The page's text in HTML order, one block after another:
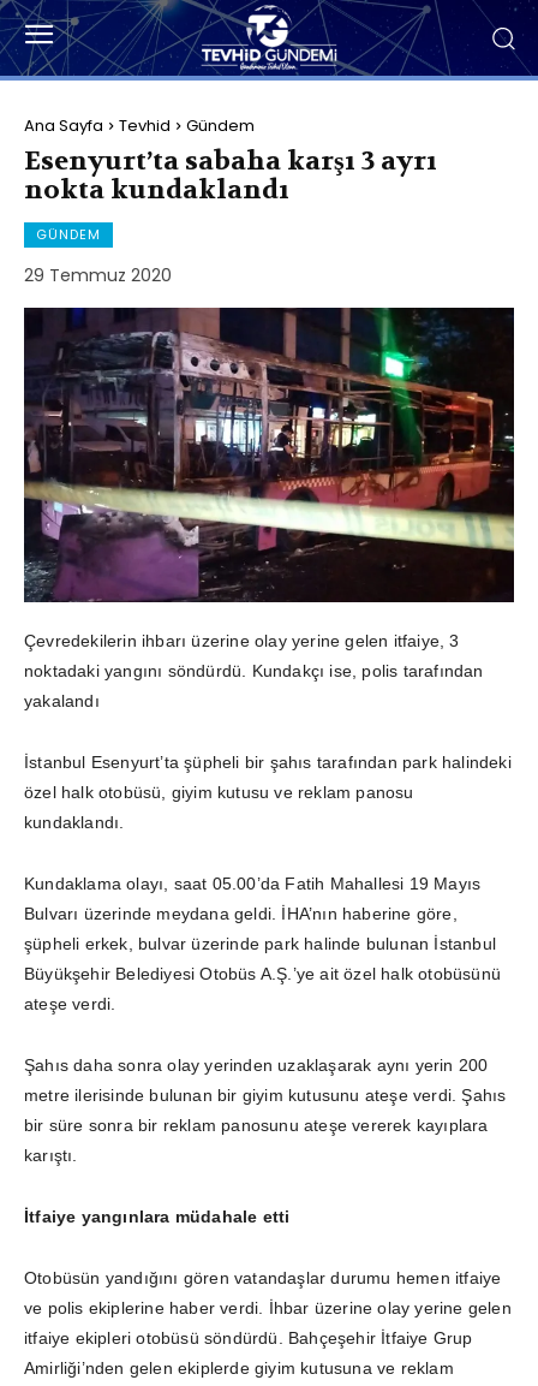
Ana Sayfa Tevhid Gündem
Esenyurt’ta sabaha karşı 3 ayrı
nokta kundaklandı
GÜNDEM
29 Temmuz 2020
Çevredekilerin ihbarı üzerine olay yerine gelen itfaiye, 3
noktadaki yangını söndürdü. Kundakçı ise, polis tarafından
yakalandı
İstanbul Esenyurt’ta şüpheli bir şahıs tarafından park halindeki
özel halk otobüsü, giyim kutusu ve reklam panosu
kundaklandı.
Kundaklama olayı, saat 05.00’da Fatih Mahallesi 19 Mayıs
Bulvarı üzerinde meydana geldi. İHA’nın haberine göre,
şüpheli erkek, bulvar üzerinde park halinde bulunan İstanbul
Büyükşehir Belediyesi Otobüs A.Ş.’ye ait özel halk otobüsünü
ateşe verdi.
Şahıs daha sonra olay yerinden uzaklaşarak aynı yerin 200
metre ilerisinde bulunan bir giyim kutusunu ateşe verdi. Şahıs
bir süre sonra bir reklam panosunu ateşe vererek kayıplara
karıştı.
İtfaiye yangınlara müdahale etti
Otobüsün yandığını gören vatandaşlar durumu hemen itfaiye
ve polis ekiplerine haber verdi. İhbar üzerine olay yerine gelen
itfaiye ekipleri otobüsü söndürdü. Bahçeşehir İtfaiye Grup
Amirliği’nden gelen ekiplerde giyim kutusuna ve reklam